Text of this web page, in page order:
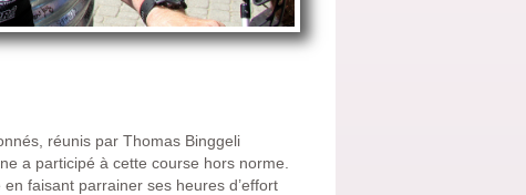
réunis par Thomas Binggeli
a participé à cette course hors norme.
faisant parrainer ses heures d’effort